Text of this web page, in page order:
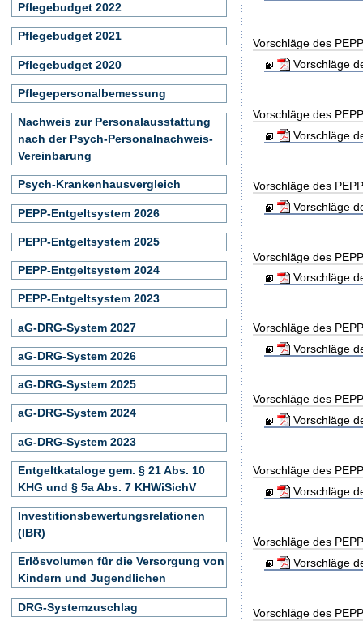
Vorschläge des
Vorschläge
Vorschläge des
Vorschläge
Vorschläge des
Vorschläge
Vorschläge des
Vorschläge
Vorschläge des
Vorschläge
Vorschläge des
Vorschläge
Vorschläge des
Vorschläge
Vorschläge des
Vorschläge
Vorschläge des
Pflegebudget 2022
Pflegebudget 2021
Pflegebudget 2020
Pflegepersonalbemessung
Nachweis zur Personalausstattung
nach der Psych-Personalnachweis-
Vereinbarung
Psych-Krankenhausvergleich
PEPP-Entgeltsystem 2026
PEPP-Entgeltsystem 2025
PEPP-Entgeltsystem 2024
PEPP-Entgeltsystem 2023
aG-DRG-System 2027
aG-DRG-System 2026
aG-DRG-System 2025
aG-DRG-System 2024
aG-DRG-System 2023
Entgeltkataloge gem. § 21 Abs. 10
KHG und § 5a Abs. 7 KHWiSichV
Investitionsbewertungsrelationen
(IBR)
Erlösvolumen für die Versorgung von
Kindern und Jugendlichen
DRG-Systemzuschlag